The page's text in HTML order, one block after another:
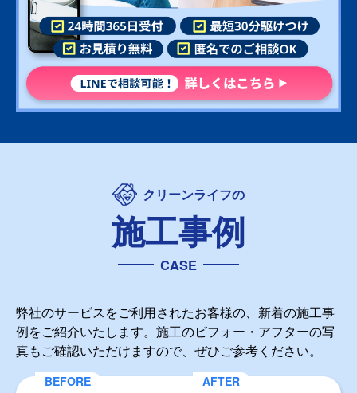
クリーンライフの
施工事例
CASE
弊社のサービスをご利用されたお客様の、新着の施工事
例をご紹介いたします。施工のビフォー・アフターの写
真もご確認いただけますので、ぜひご参考ください。